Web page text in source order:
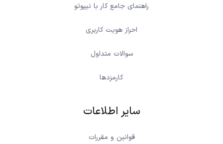
راهنمای جامع کار با نیپوتو
احراز هویت کاربری
سوالات متداول
کارمزدها
سایر اطلاعات
قوانین و مقررات